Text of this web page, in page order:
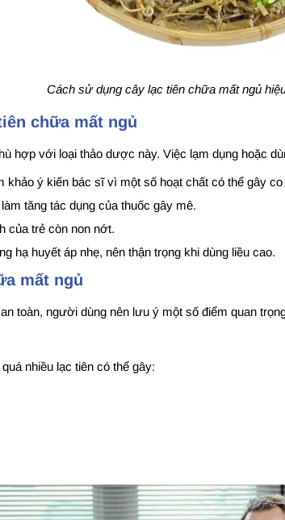
Cách sử dụng cây lạc tiên chữa mất ngủ
chữa mất ngủ
hợp với loại thảo dược này. Việc lạm dụng hoặc
khảo ý kiến bác sĩ vì một số hoạt chất có thể gây
tăng tác dụng của thuốc gây mê.
của trẻ còn non nớt.
hạ huyết áp nhẹ, nên thận trọng khi dùng liều cao.
mất ngủ
toàn, người dùng nên lưu ý một số điểm quan
nhiều lạc tiên có thể gây: